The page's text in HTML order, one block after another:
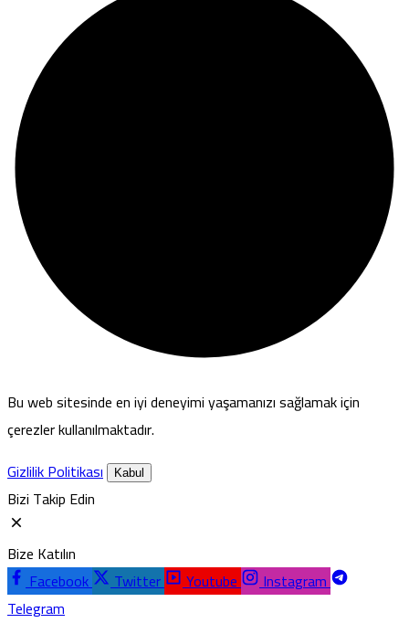
Bu web sitesinde en iyi deneyimi yaşamanızı sağlamak için
çerezler kullanılmaktadır.
Gizlilik Politikası
Kabul
Bizi Takip Edin
Bize Katılın
Facebook
Twitter Youtube
Instagram
Telegram